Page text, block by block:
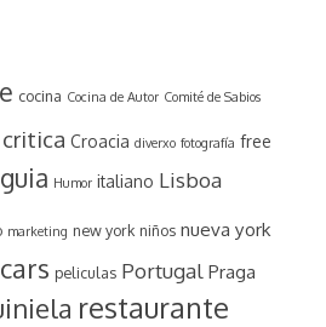
cocina Cocina de Autor Comité de Sabios
critica Croacia diverxo fotografía free
guia Humor italiano Lisboa
marketing new york niños nueva york
peliculas Portugal Praga
restaurante